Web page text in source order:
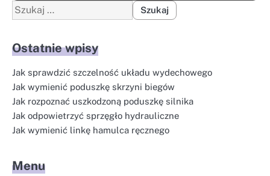
Szukaj:
Ostatnie wpisy
Jak sprawdzić szczelność układu wydechowego
Jak wymienić poduszkę skrzyni biegów
Jak rozpoznać uszkodzoną poduszkę silnika
Jak odpowietrzyć sprzęgło hydrauliczne
Jak wymienić linkę hamulca ręcznego
Menu